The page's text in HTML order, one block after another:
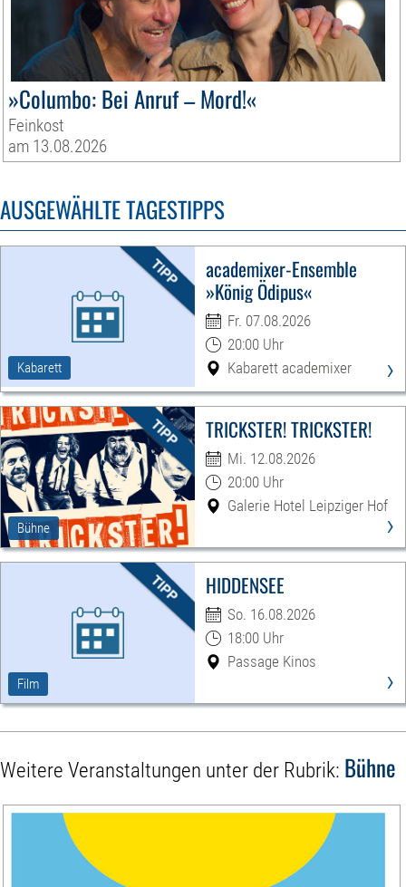
»Columbo: Bei Anruf – Mord!«
Feinkost
am 13.08.2026
AUSGEWÄHLTE TAGESTIPPS
Kabarett
academixer-Ensemble
»König Ödipus«
Fr. 07.08.2026
20:00 Uhr
Kabarett academixer
›
Bühne
TRICKSTER! TRICKSTER!
Mi. 12.08.2026
20:00 Uhr
Galerie Hotel Leipziger Hof
›
Film
HIDDENSEE
So. 16.08.2026
18:00 Uhr
Passage Kinos
›
Weitere Veranstaltungen unter der Rubrik: Bühne